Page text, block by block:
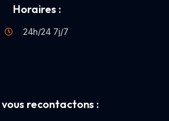
Horaires :
24h/24 7j/7
vous recontactons :